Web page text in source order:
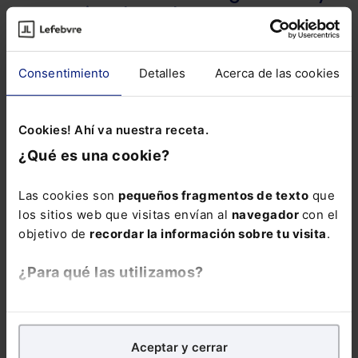
Consentimiento Detalles Acerca de las cookies
Cookies! Ahí va nuestra receta.
¿Qué es una cookie?
Las cookies son pequeños fragmentos de texto que
los sitios web que visitas envían al navegador con el
objetivo de recordar la información sobre tu visita.
¿Para qué las utilizamos?
analíticospara tratar demejorar tu experienciaen
nuestra página web. También con fines publicitarios,
Aceptar y cerrar
estrategias de carbono neutro
Las empresas están innovando en tecnologías verdes y
de carbono, como también invirtiendo en proyectos de
compensación de carbono para neutralizar sus
A nivel individual
Los individuos tienen un papel fundamental en este
cambio al adoptar estilos de vida sostenibles, como
usar transporte público, reducir el consumo de carne y
La educación es una herramienta poderosa para